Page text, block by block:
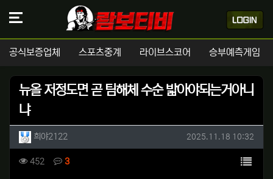
공식보증업체 스포츠중계 라이브스코어 승부예측게임
뉴올 저정도면 곧 팀해체 수순 밟아야되는거아니
냐
작성자 정보
희야2122 작성일
2025.11.18 10:32
컨텐츠 정보
452 조회 3댓글 목록